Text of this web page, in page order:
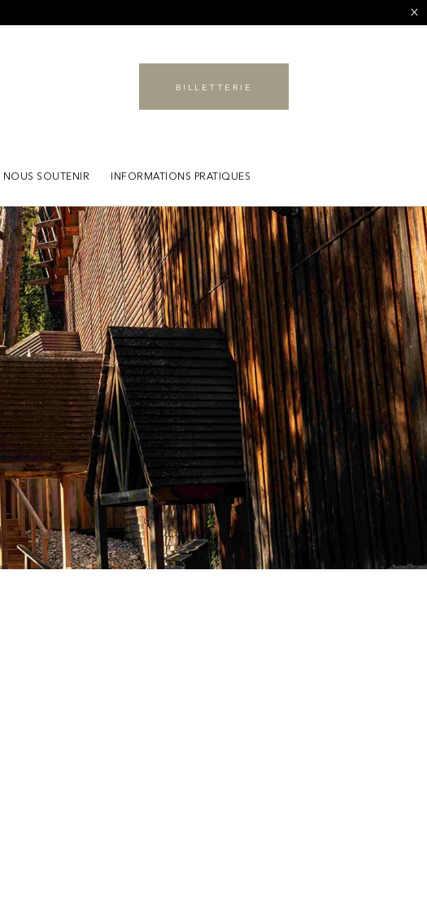
BILLETTERIE
NOUS SOUTENIR INFORMATIONS PRATIQUES